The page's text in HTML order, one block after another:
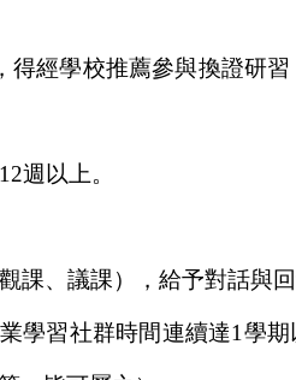
經學校推薦參與換證研
12週以上。
課、議課），給予對話與
學習社群時間連續達1 學期